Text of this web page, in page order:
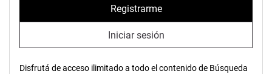
Registrarme
Iniciar sesión
Disfrutá de acceso ilimitado a todo el contenido de Búsqueda